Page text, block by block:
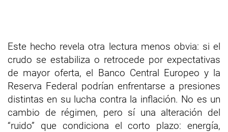
Este hecho revela otra lectura menos obvia: si el
crudo se estabiliza o retrocede por expectativas
de mayor oferta, el Banco Central Europeo y la
Reserva Federal podrían enfrentarse a presiones
distintas en su lucha contra la inflación. No es un
cambio de régimen, pero sí una alteración del
“ruido” que condiciona el corto plazo: energía,